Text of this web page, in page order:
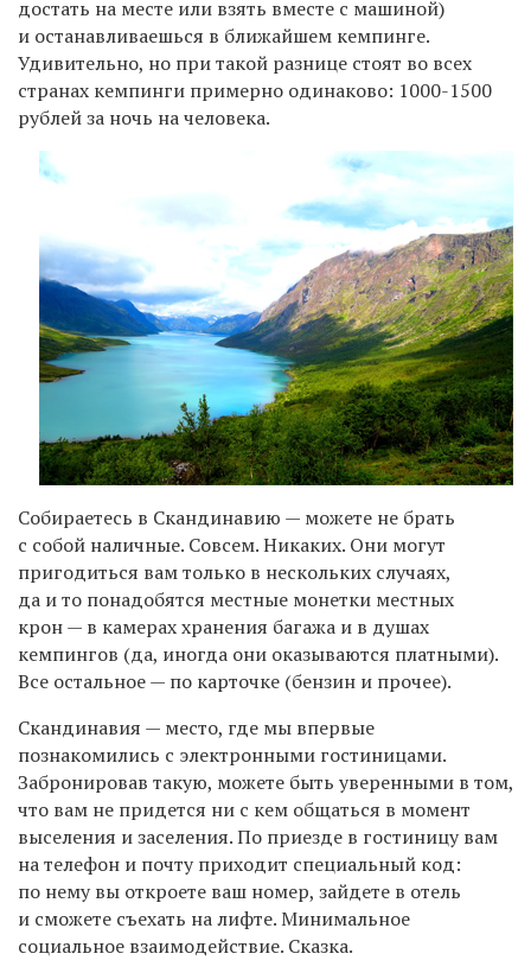
достать на месте или взять вместе с машиной)
и останавливаешься в ближайшем кемпинге.
Удивительно, но при такой разнице стоят во всех
странах кемпинги примерно одинаково: 1000-1500
рублей за ночь на человека.
Собираетесь в Скандинавию — можете не брать
с собой наличные. Совсем. Никаких. Они могут
пригодиться вам только в нескольких случаях,
да и то понадобятся местные монетки местных
крон — в камерах хранения багажа и в душах
кемпингов (да, иногда они оказываются платными).
Все остальное — по карточке (бензин и прочее).
Скандинавия — место, где мы впервые
познакомились с электронными гостиницами.
Забронировав такую, можете быть уверенными в том,
что вам не придется ни с кем общаться в момент
выселения и заселения. По приезде в гостиницу вам
на телефон и почту приходит специальный код:
по нему вы откроете ваш номер, зайдете в отель
и сможете съехать на лифте. Минимальное
социальное взаимодействие. Сказка.